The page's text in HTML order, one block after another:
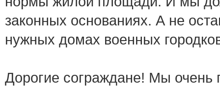
законных основаниях. А не
нужных домах военных
Дорогие сограждане! Мы очень